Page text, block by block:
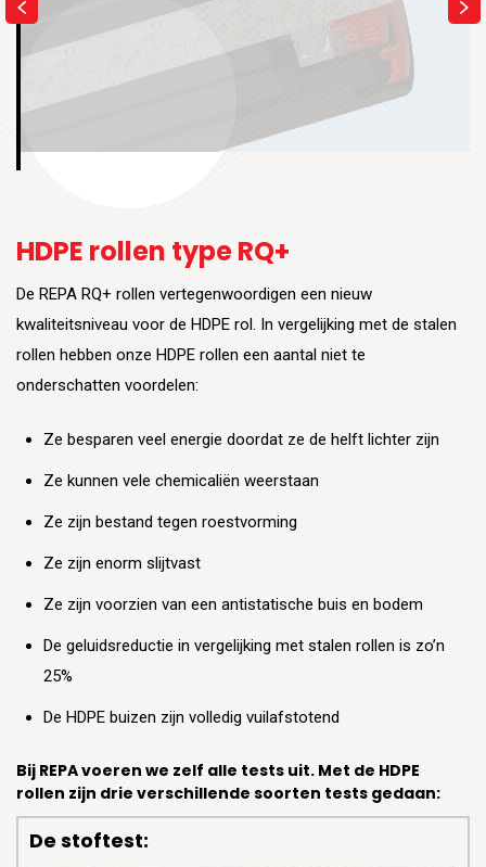
HDPE rollen type RQ+
De REPA RQ+ rollen vertegenwoordigen een nieuw
kwaliteitsniveau voor de HDPE rol. In vergelijking met de stalen
rollen hebben onze HDPE rollen een aantal niet te
onderschatten voordelen:
Ze besparen veel energie doordat ze de helft lichter zijn
Ze kunnen vele chemicaliën weerstaan
Ze zijn bestand tegen roestvorming
Ze zijn enorm slijtvast
Ze zijn voorzien van een antistatische buis en bodem
De geluidsreductie in vergelijking met stalen rollen is zo’n
25%
De HDPE buizen zijn volledig vuilafstotend
Bij REPA voeren we zelf alle tests uit. Met de HDPE
rollen zijn drie verschillende soorten tests gedaan:
De stoftest: